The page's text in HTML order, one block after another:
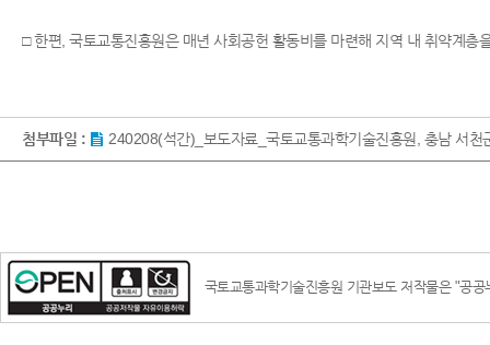
□ 한편, 국토교통진흥원은 매년 사회공헌 활동비를 마련해 지역 내 취약계
첨부파일 : 240208(석간)_보도자료_국토교통과학기술진흥원, 충남 서
국토교통과학기술진흥원 기관보도 저작물은 "공